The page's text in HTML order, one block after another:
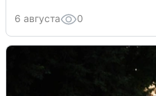
6 августа 0